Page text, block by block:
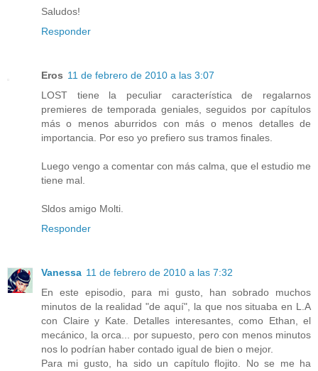
Saludos!
Responder
Eros 11 de febrero de 2010 a las 3:07
LOST tiene la peculiar característica de regalarnos
premieres de temporada geniales, seguidos por capítulos
más o menos aburridos con más o menos detalles de
importancia. Por eso yo prefiero sus tramos finales.
Luego vengo a comentar con más calma, que el estudio me
tiene mal.
Sldos amigo Molti.
Responder
Vanessa 11 de febrero de 2010 a las 7:32
En este episodio, para mi gusto, han sobrado muchos
minutos de la realidad "de aquí", la que nos situaba en L.A
con Claire y Kate. Detalles interesantes, como Ethan, el
mecánico, la orca... por supuesto, pero con menos minutos
nos lo podrían haber contado igual de bien o mejor.
Para mi gusto, ha sido un capítulo flojito. No se me ha